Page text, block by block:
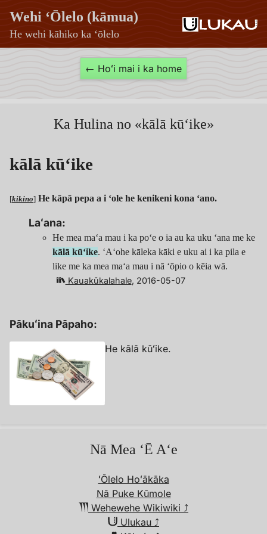
Wehi ʻŌlelo (kāmua)
He wehi kāhiko ka ʻōlelo
(kāmua)
← Hoʻi mai i ka home
Ka Hulina no «kālā kūʻike»
kālā kūʻike
[kikino] He kāpā pepa a i ʻole he kenikeni kona ʻano.
Laʻana:
He mea maʻa mau i ka poʻe o ia au ka uku ʻana me ke
kālā kūʻike. ʻAʻohe kāleka kāki e uku ai i ka pila e
like me ka mea maʻa mau i nā ʻōpio o kēia wā.
Kauakūkalahale, 2016-05-07
Pākuʻina Pāpaho:
He kālā kūʻike.
Nā Mea ʻĒ Aʻe
ʻŌlelo Hoʻākāka
Nā Puke Kūmole
Wehewehe Wikiwiki︎ ⤴︎
Ulukau ⤴︎